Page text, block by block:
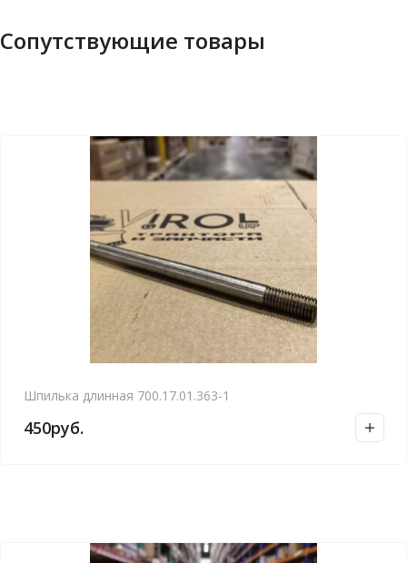
Сопутствующие товары
Шпилька длинная 700.17.01.363-1
450руб.